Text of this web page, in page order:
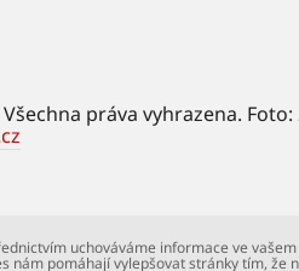
práva vyhrazena.
uchováváme informace ve
nám pomáhají vylepšovat stránky tím,